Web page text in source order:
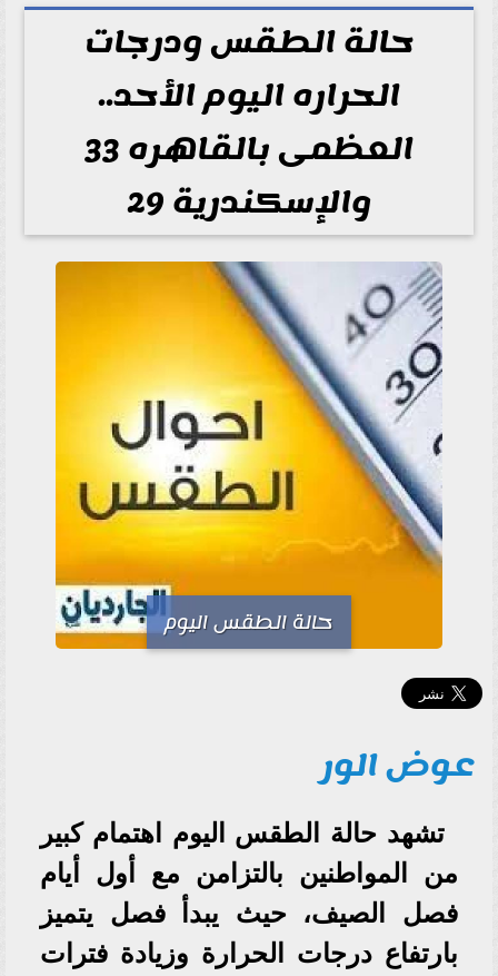
2026-06-21 09:40:33
حالة الطقس ودرجات
الحراره اليوم الأحد..
العظمى بالقاهره 33
والإسكندرية 29
حالة الطقس اليوم
عوض الور
تشهد حالة الطقس اليوم اهتمام كبير
من المواطنين بالتزامن مع أول أيام
فصل الصيف، حيث يبدأ فصل يتميز
بارتفاع درجات الحرارة وزيادة فترات